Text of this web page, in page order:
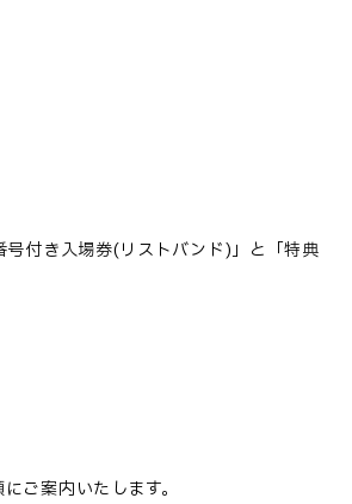
付き入場券(リストバンド)」と「特典
ご案内いたします。